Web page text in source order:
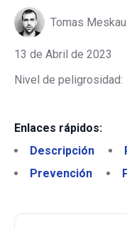
Tomas
13 de Abril de 2023
Nivel de peligrosidad:
Enlaces rápidos:
Descripción
Prevención